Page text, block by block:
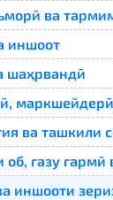
ва
иншоот
шаҳрвандӣ
ва ташкили
газу гармӣ
иншооти